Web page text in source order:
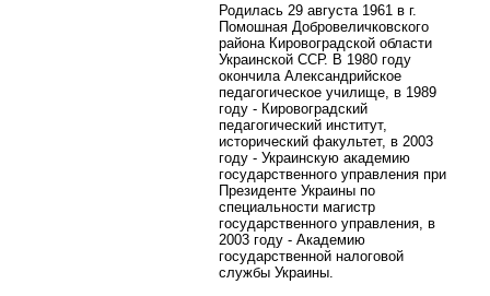
Родилась 29 августа 1961 в г.
Помошная Добровеличковского
района Кировоградской области
Украинской ССР. В 1980 году
окончила Александрийское
педагогическое училище, в 1989
году - Кировоградский
педагогический институт,
исторический факультет, в 2003
году - Украинскую академию
государственного управления при
Президенте Украины по
специальности магистр
государственного управления, в
2003 году - Академию
государственной налоговой
службы Украины.